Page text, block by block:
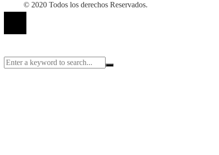
© 2020 Todos los derechos Reservados.